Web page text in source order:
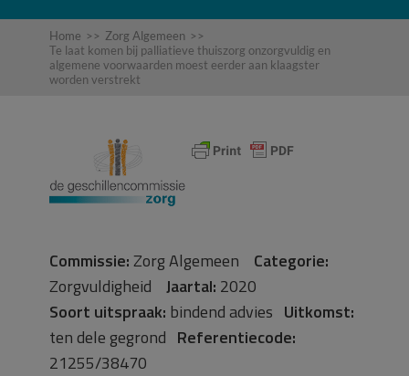
Home >> Zorg Algemeen >>
Te laat komen bij palliatieve thuiszorg onzorgvuldig en
algemene voorwaarden moest eerder aan klaagster
worden verstrekt
Commissie:Zorg Algemeen Categorie:
Zorgvuldigheid Jaartal: 2020
Soort uitspraak: bindend advies Uitkomst:
ten dele gegrond Referentiecode:
21255/38470